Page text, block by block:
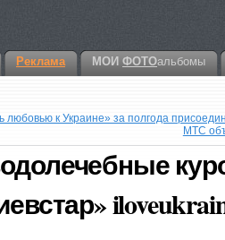
Реклама МОИ ФОТОальбомы
любовью к Украине» за полгода
МТС